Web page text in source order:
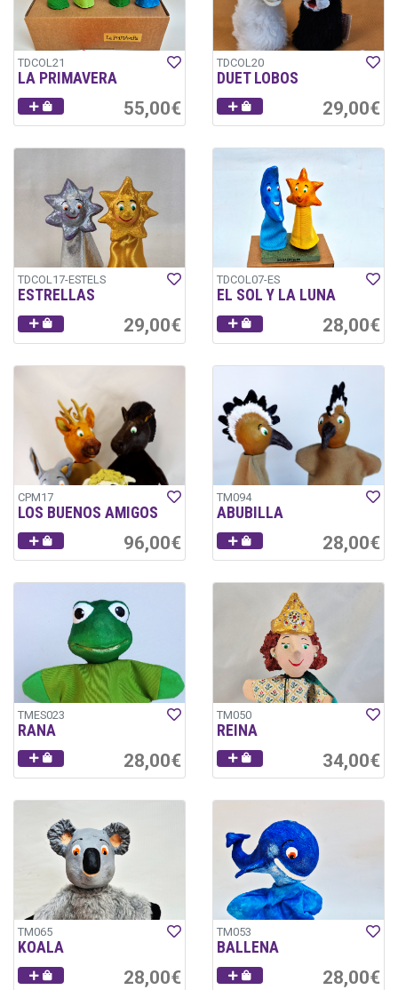
TDCOL21
LA PRIMAVERA
55,00€
TDCOL20
DUET LOBOS
29,00€
TDCOL17-ESTELS
ESTRELLAS
29,00€
TDCOL07-ES
EL SOL Y LA LUNA
28,00€
CPM17
LOS BUENOS AMIGOS
96,00€
TM094
ABUBILLA
28,00€
TMES023
RANA
28,00€
TM050
REINA
34,00€
TM065
KOALA
28,00€
TM053
BALLENA
28,00€